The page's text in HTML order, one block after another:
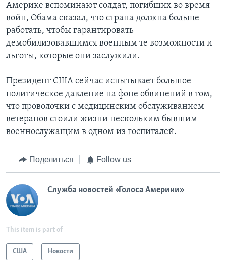
Америке вспоминают солдат, погибших во время
войн, Обама сказал, что страна должна больше
работать, чтобы гарантировать
демобилизовавшимся военным те возможности и
льготы, которые они заслужили.
Президент США сейчас испытывает большое
политическое давление на фоне обвинений в том,
что проволочки с медицинским обслуживанием
ветеранов стоили жизни нескольким бывшим
военнослужащим в одном из госпиталей.
Поделиться Follow us
Служба новостей «Голоса Америки»
This item is part of
США Новости